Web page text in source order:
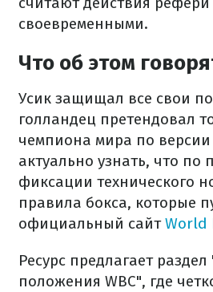
своевременными.
Что об этом
Усик защищал все свои
голландец претендовал
чемпиона мира по версии
актуально узнать, что по
фиксации технического
правила бокса, которые
официальный сайтWorld
Ресурс предлагает
положения WBC", где